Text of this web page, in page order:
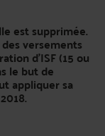
est supprimée.
versements
d’ISF (15 ou
le but de
appliquer sa